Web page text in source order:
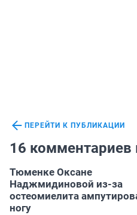
ПЕРЕЙТИ К ПУБЛИКАЦИИ
16 комментариев
Тюменке Оксане
Наджмидиновой из-за
остеомиелита
ногу